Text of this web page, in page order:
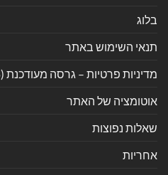
בלוג
תנאי השימוש באתר
מדיניות פרטיות – גרסה מעודכנת (2025)
אוטומציה של האתר
שאלות נפוצות
אחריות